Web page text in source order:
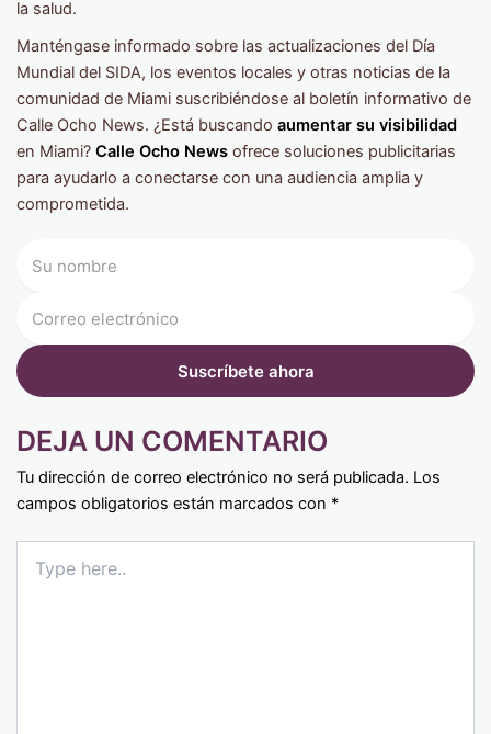
la salud.
Manténgase informado sobre las actualizaciones del Día
Mundial del SIDA, los eventos locales y otras noticias de la
comunidad de Miami suscribiéndose al boletín informativo de
Calle Ocho News. ¿Está buscando aumentar su visibilidad
en Miami? Calle Ocho News ofrece soluciones publicitarias
para ayudarlo a conectarse con una audiencia amplia y
comprometida.
DEJA UN COMENTARIO
Tu dirección de correo electrónico no será publicada. Los
campos obligatorios están marcados con *
here..